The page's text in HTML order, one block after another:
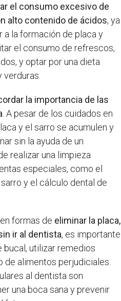
el consumo excesivo de
alto contenido de ácidos, ya
a la formación de placa y
el consumo de refrescos,
y optar por una dieta
la importancia de las
. A pesar de los cuidados en
y el sarro se acumulen y
sin la ayuda de un
realizar una limpieza
especiales, como el
y el cálculo dental de
formas de eliminar la placa,
ir al dentista, es importante
bucal, utilizar remedios
alimentos perjudiciales.
al dentista son
una boca sana y prevenir